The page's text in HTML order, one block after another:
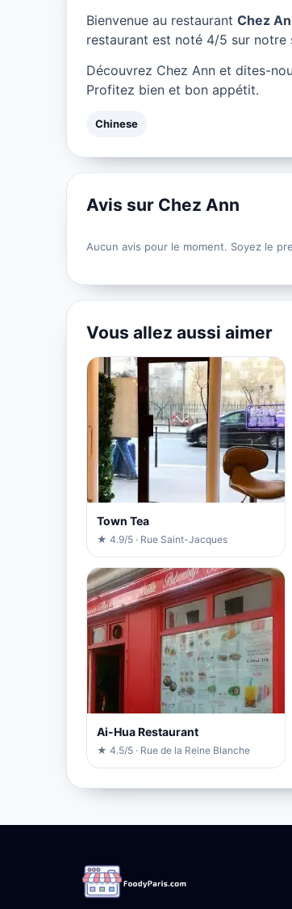
Chez Ann
★ 4/5
Bienvenue au restaurant Chez
restaurant est noté 4/5 sur notre
Découvrez Chez Ann et dites-
Profitez bien et bon appétit.
Chinese
Avis sur Chez Ann
Aucun avis pour le moment. Soyez le
Vous allez aussi aimer
Town Tea
★ 4.9/5 · Rue Saint-Jacques
Ai-Hua Restaurant
★ 4.5/5 · Rue de la Reine Blanche